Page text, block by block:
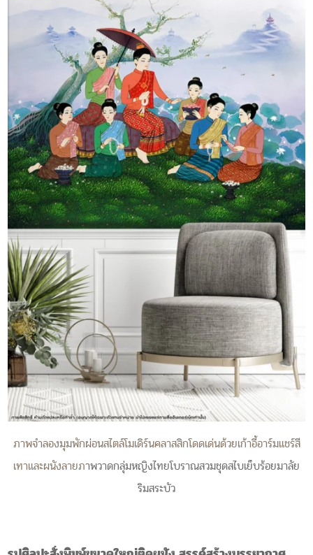
ภาพจำลองมุมพักผ่อนสไตล์โมเดิร์นคลาสสิกโดดเด่นด้วยเก้าอี้อาร์มแชร์สี
เทาและผนังลายภาพวาดกลุ่มหญิงไทยโบราณสวมชุดสไบเย็บร้อยมาลัย
ริมสระบัว